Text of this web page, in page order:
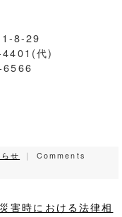
1-8-29
代)
せ ｜ Comments
害時における法律相